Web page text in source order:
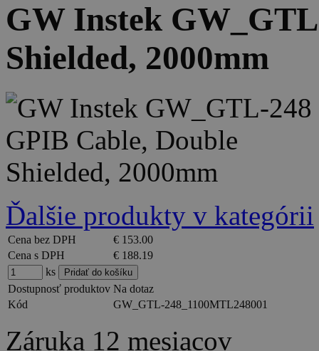
GW Instek
Shielded, 2000mm
Ďalšie produkty v kategórii
Cena bez DPH
€ 153.00
Cena s DPH
€ 188.19
ks
Dostupnosť produktov Na dotaz
Kód
GW_GTL-248_1100MTL248001
Záruka 12 mesiacov